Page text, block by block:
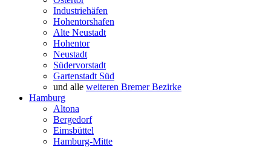
Industriehäfen
Hohentorshafen
Alte Neustadt
Hohentor
Neustadt
Südervorstadt
Gartenstadt Süd
und alle weiteren Bremer Bezirke
Hamburg
Altona
Bergedorf
Eimsbüttel
Hamburg-Mitte